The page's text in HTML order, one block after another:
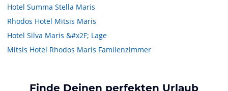
Hotel Summa Stella Maris
Rhodos Hotel Mitsis Maris
Hotel Silva Maris &#x2F; Lage
Mitsis Hotel Rhodos Maris Familenzimmer
Finde Deinen perfekten Urlaub